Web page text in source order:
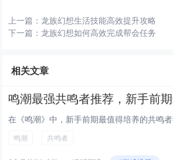
上一篇：龙族幻想生活技能高效提升攻略
下一篇：龙族幻想如何高效完成帮会任务
相关文章
鸣潮 共鸣者